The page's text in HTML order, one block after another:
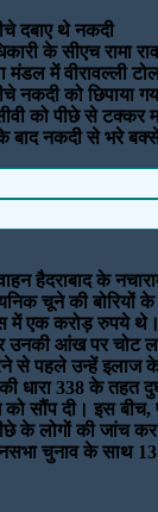
दबाए थे नकदी
के सीएच रामा
मंडल में वीरावल्ली
नकदी को छिपाया
को पीछे से टक्कर
बाद नकदी से भरे
हैदराबाद के
चूने की बोरियों
में एक करोड़ रुपये
उनकी आंख पर चोट
से पहले उन्हें इलाज
धारा 338 के तहत
सौंप दी। इस
के लोगों की जांच
चुनाव के साथ